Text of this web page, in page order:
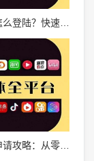
微信公众号怎么登陆？快速上手的完整指南！
微信公众号申请攻略：从零开始快速掌握申请技巧